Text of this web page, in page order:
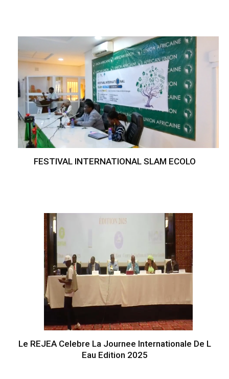
FESTIVAL INTERNATIONAL SLAM ECOLO
Le REJEA Celebre La Journee Internationale De L
Eau Edition 2025